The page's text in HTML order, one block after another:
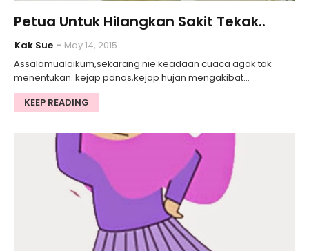
Petua Untuk Hilangkan Sakit Tekak..
Kak Sue
May 14, 2015
Assalamualaikum,sekarang nie keadaan cuaca agak tak
menentukan..kejap panas,kejap hujan mengakibat…
KEEP READING